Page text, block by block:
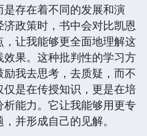
存在着不同的发展和演
政策时，书中会对比凯恩
让我能够更全面地理解这
果。这种批判性的学习方
我去思考，去质疑，而不
是在传授知识，更是在培
能力。它让我能够用更专
并形成自己的见解。